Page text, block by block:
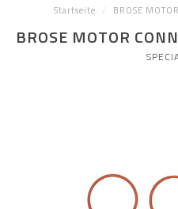
Startseite / BROSE
BROSE MOTOR